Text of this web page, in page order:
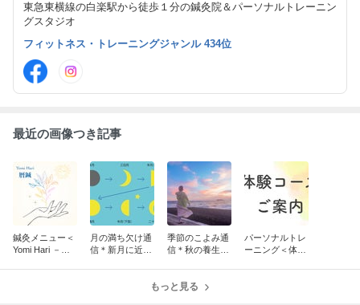
東急東横線の白楽駅から徒歩１分の鍼灸院＆パーソナルトレーニン
グスタジオ
フィットネス・トレーニングジャンル 434位
最近の画像つき記事
鍼灸メニュー＜
Yomi Hari －暦
月の満ち欠け通
信＊新月に近づ
季節のこよみ通
信＊秋の養生コ
パーソナルトレ
ーニング＜体験
もっと見る